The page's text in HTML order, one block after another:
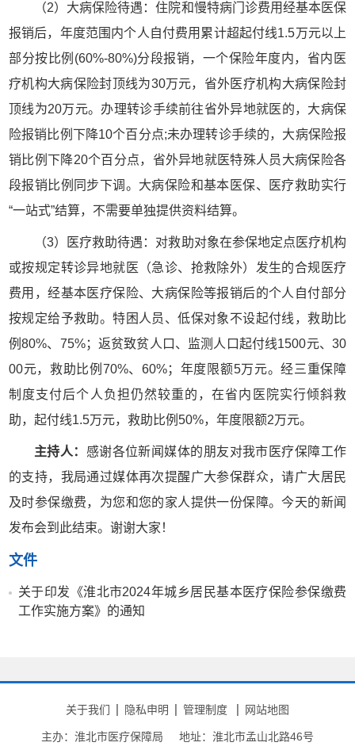
（2）大病保险待遇：住院和慢特病门诊费用经基本医保
报销后，年度范围内个人自付费用累计超起付线1.5万元以上
部分按比例(60%-80%)分段报销，一个保险年度内，省内医
疗机构大病保险封顶线为30万元，省外医疗机构大病保险封
顶线为20万元。办理转诊手续前往省外异地就医的，大病保
险报销比例下降10个百分点;未办理转诊手续的，大病保险报
销比例下降20个百分点，省外异地就医特殊人员大病保险各
段报销比例同步下调。大病保险和基本医保、医疗救助实行
“一站式”结算，不需要单独提供资料结算。
（3）医疗救助待遇：对救助对象在参保地定点医疗机构
或按规定转诊异地就医（急诊、抢救除外）发生的合规医疗
费用，经基本医疗保险、大病保险等报销后的个人自付部分
按规定给予救助。特困人员、低保对象不设起付线，救助比
例80%、75%；返贫致贫人口、监测人口起付线1500元、30
00元，救助比例70%、60%；年度限额5万元。经三重保障
制度支付后个人负担仍然较重的，在省内医院实行倾斜救
助，起付线1.5万元，救助比例50%，年度限额2万元。
主持人： 感谢各位新闻媒体的朋友对我市医疗保障工作
的支持，我局通过媒体再次提醒广大参保群众，请广大居民
及时参保缴费，为您和您的家人提供一份保障。今天的新闻
发布会到此结束。谢谢大家！
文件
关于印发《淮北市2024年城乡居民基本医疗保险参保缴费
工作实施方案》的通知
关于我们 隐私申明 管理制度 网站地图
主办：淮北市医疗保障局 地址：淮北市孟山北路46号